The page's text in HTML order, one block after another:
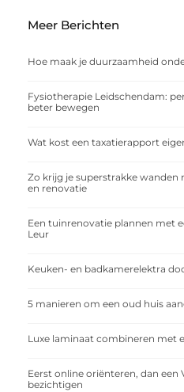
Meer Berichten
Hoe maak je duurzaamheid
Fysiotherapie Leidschendam:
beter bewegen
Wat kost een taxatierapport
Zo krijg je superstrakke
en renovatie
Een tuinrenovatie plannen met
Leur
Keuken- en badkamerelektra
5 manieren om een oud huis
Luxe laminaat combineren met
Eerst online oriënteren, dan een
bezichtigen